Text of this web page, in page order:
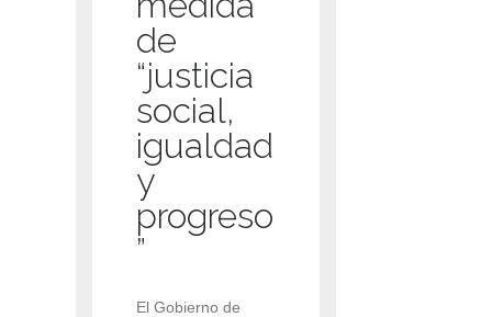
de
“justicia
social,
igualdad
y
progreso
”
El Gobierno de